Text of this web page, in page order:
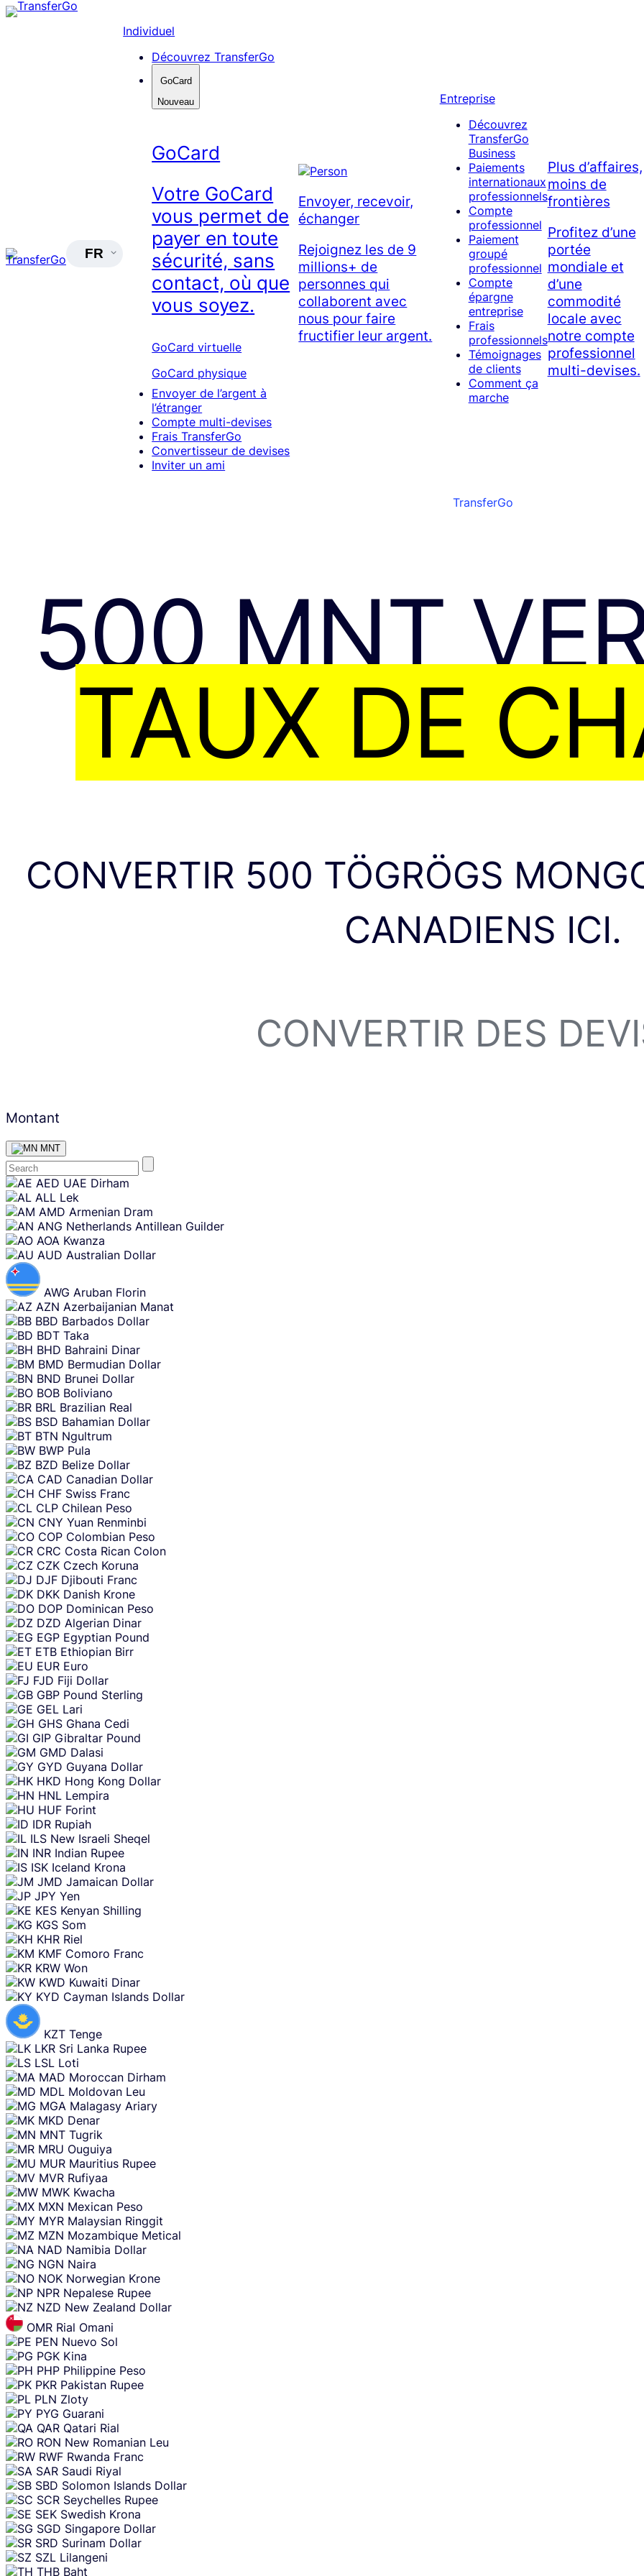
Skip
FR
Individuel
Découvrez TransferGo
GoCard
Nouveau
GoCard
Votre GoCard
vous permet de
payer en toute
sécurité, sans
contact, où que
vous soyez.
GoCard virtuelle
GoCard physique
Envoyer de l’argent à
l’étranger
Compte multi-devises
Frais TransferGo
Convertisseur de devises
Inviter un ami
Envoyer, recevoir,
échanger
Rejoignez les de 9
millions+ de
personnes qui
collaborent avec
nous pour faire
fructifier leur argent.
Entreprise
Découvrez
TransferGo
Business
Paiements
internationaux
professionnels
Compte
professionnel
Paiement
groupé
professionnel
Compte
épargne
entreprise
Frais
professionnels
Témoignages
de clients
Comment ça
marche
Plus d’affaires,
moins de
frontières
Profitez d’une
portée
mondiale et
d’une
commodité
locale avec
notre compte
professionnel
multi-devises.
TransferGo
500 MNT
TAUX DE
CONVERTIR 500 TÖGRÖGS
CANADIENS ICI.
CONVERTIR DES
Montant
MNT
Skip
content
AED UAE Dirham
ALL Lek
AMD Armenian Dram
ANG Netherlands Antillean Guilder
AOA Kwanza
AUD Australian Dollar
AWG Aruban Florin
AZN Azerbaijanian Manat
BBD Barbados Dollar
BDT Taka
BHD Bahraini Dinar
BMD Bermudian Dollar
BND Brunei Dollar
BOB Boliviano
BRL Brazilian Real
BSD Bahamian Dollar
BTN Ngultrum
BWP Pula
BZD Belize Dollar
CAD Canadian Dollar
CHF Swiss Franc
CLP Chilean Peso
CNY Yuan Renminbi
COP Colombian Peso
CRC Costa Rican Colon
CZK Czech Koruna
DJF Djibouti Franc
DKK Danish Krone
DOP Dominican Peso
DZD Algerian Dinar
EGP Egyptian Pound
ETB Ethiopian Birr
EUR Euro
FJD Fiji Dollar
GBP Pound Sterling
GEL Lari
GHS Ghana Cedi
GIP Gibraltar Pound
GMD Dalasi
GYD Guyana Dollar
HKD Hong Kong Dollar
HNL Lempira
HUF Forint
IDR Rupiah
ILS New Israeli Sheqel
INR Indian Rupee
ISK Iceland Krona
JMD Jamaican Dollar
JPY Yen
KES Kenyan Shilling
KGS Som
KHR Riel
KMF Comoro Franc
KRW Won
KWD Kuwaiti Dinar
KYD Cayman Islands Dollar
KZT Tenge
LKR Sri Lanka Rupee
LSL Loti
MAD Moroccan Dirham
MDL Moldovan Leu
MGA Malagasy Ariary
MKD Denar
MNT Tugrik
MRU Ouguiya
MUR Mauritius Rupee
MVR Rufiyaa
MWK Kwacha
MXN Mexican Peso
MYR Malaysian Ringgit
MZN Mozambique Metical
NAD Namibia Dollar
NGN Naira
NOK Norwegian Krone
NPR Nepalese Rupee
NZD New Zealand Dollar
OMR Rial Omani
PEN Nuevo Sol
PGK Kina
PHP Philippine Peso
PKR Pakistan Rupee
PLN Zloty
PYG Guarani
QAR Qatari Rial
RON New Romanian Leu
RWF Rwanda Franc
SAR Saudi Riyal
SBD Solomon Islands Dollar
SCR Seychelles Rupee
SEK Swedish Krona
SGD Singapore Dollar
SRD Surinam Dollar
SZL Lilangeni
THB Baht